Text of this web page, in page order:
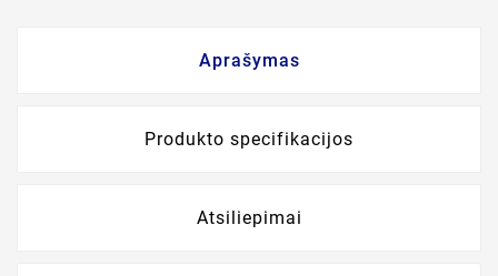
Aprašymas
Produkto specifikacijos
Atsiliepimai